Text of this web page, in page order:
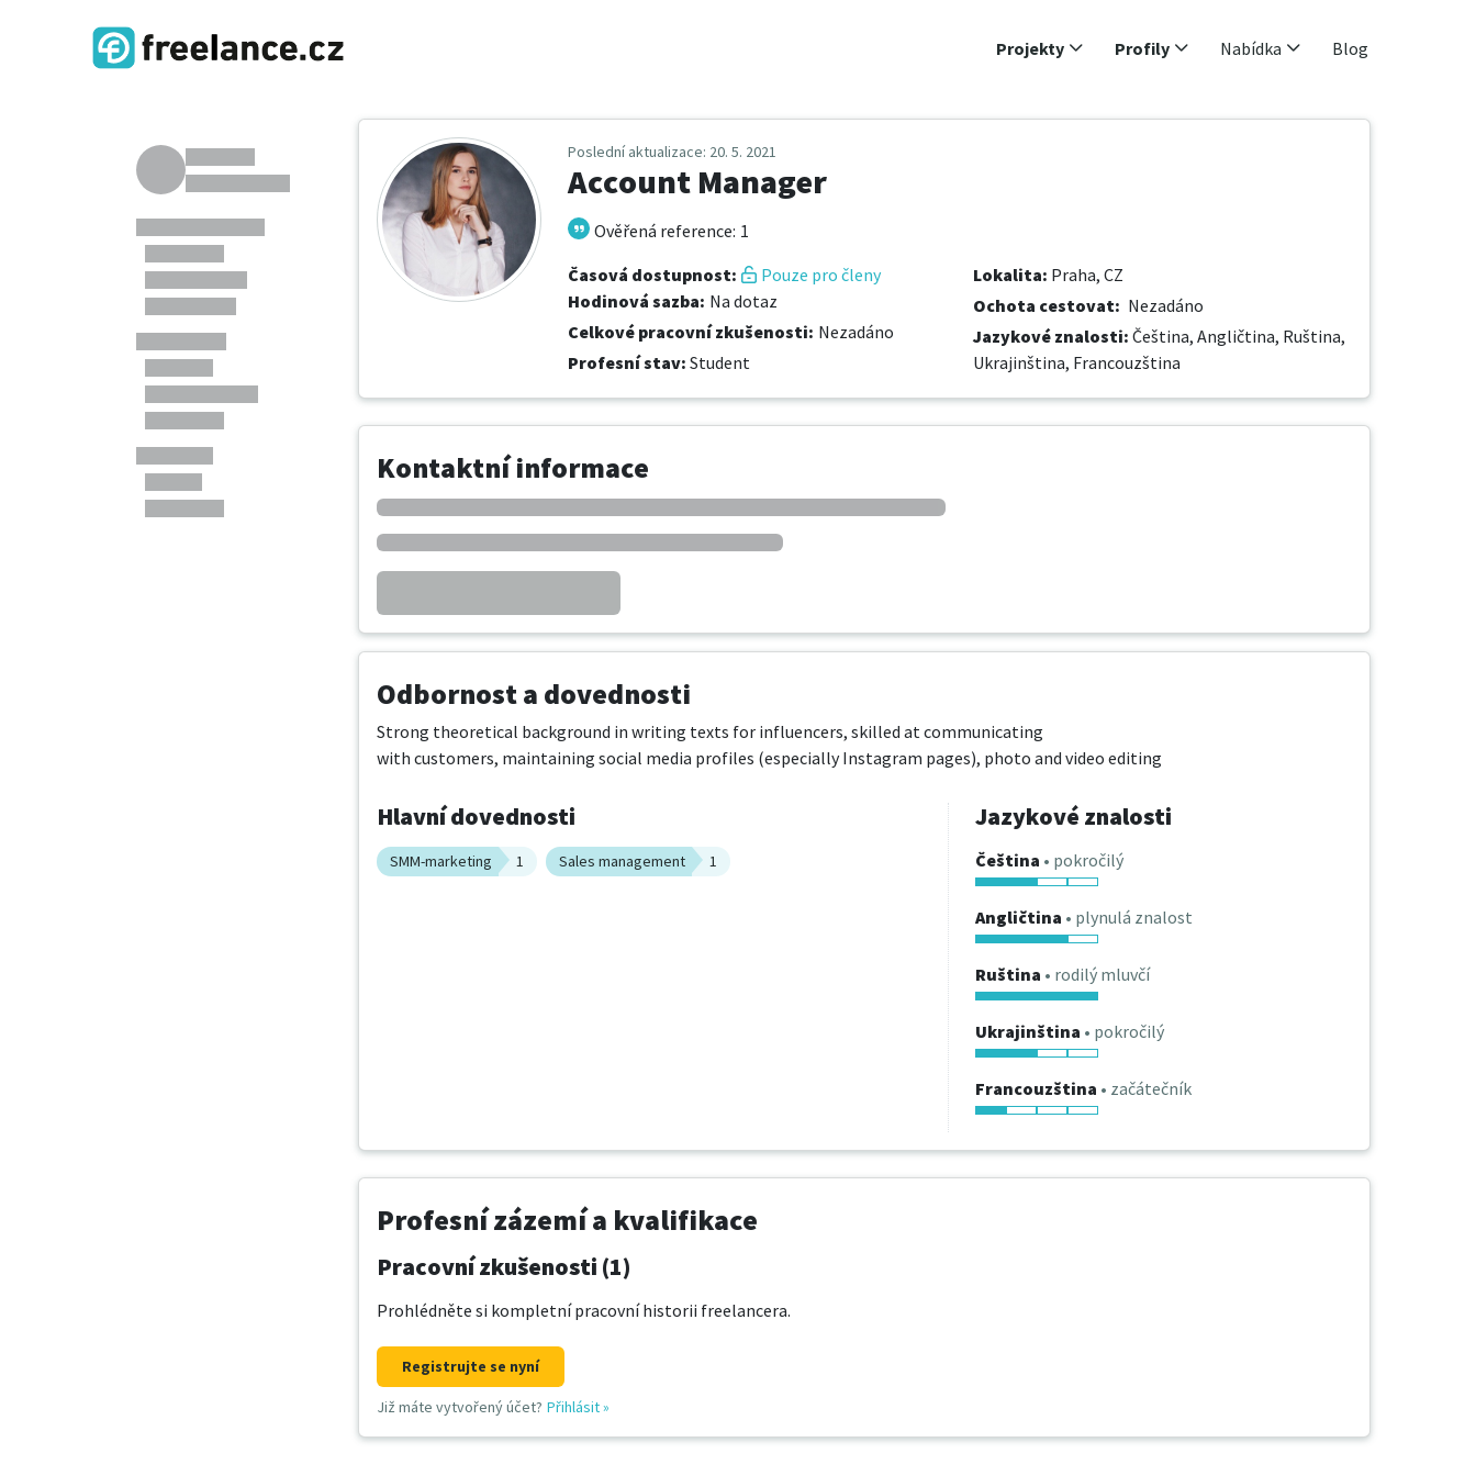
Projekty Profily Nabídka Blog
Poslední aktualizace: 20. 5. 2021
Account Manager
Ověřená reference: 1
Časová dostupnost:
Pouze pro členy
Hodinová sazba: Na dotaz
Celkové pracovní zkušenosti: Nezadáno
Profesní stav: Student
Lokalita: Praha, CZ
Ochota cestovat: Nezadáno
Jazykové znalosti: Čeština, Angličtina, Ruština,
Ukrajinština, Francouzština
Kontaktní informace
Odbornost a dovednosti
Strong theoretical background in writing texts for influencers, skilled at communicating
with customers, maintaining social media profiles (especially Instagram pages), photo and video editing
Hlavní dovednosti
SMM-marketing 1 Sales management 1
Jazykové znalosti
Čeština • pokročilý
Angličtina • plynulá znalost
Ruština • rodilý mluvčí
Ukrajinština • pokročilý
Francouzština • začátečník
Profesní zázemí a kvalifikace
Pracovní zkušenosti (1)
Prohlédněte si kompletní pracovní historii freelancera.
Registrujte se nyní
Již máte vytvořený účet? Přihlásit»